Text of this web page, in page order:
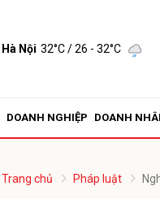
Hà Nội 32°C/ 26 - 32°C
DOANH NGHIỆP DOANH
Trang chủ Pháp luật